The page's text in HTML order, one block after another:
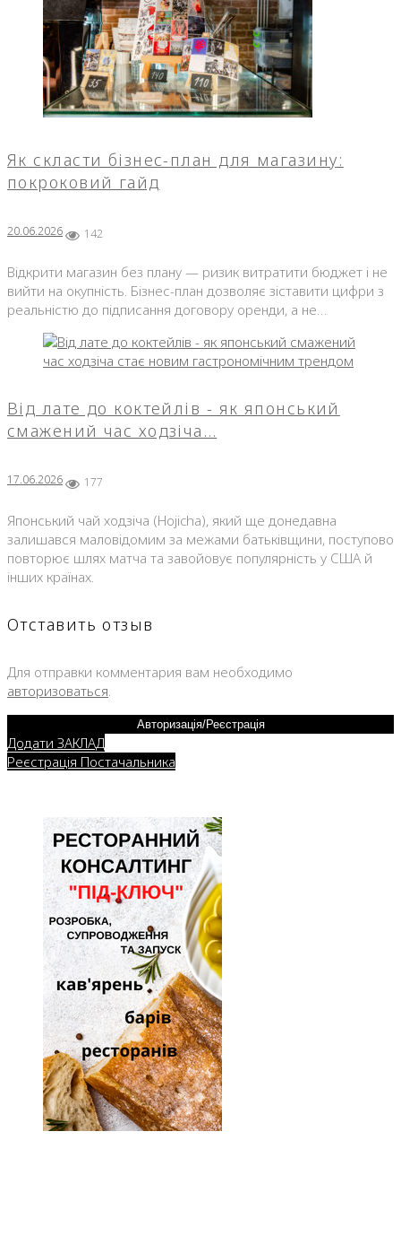
Як скласти бізнес-план для магазину:
покроковий гайд
20.06.2026 142
Відкрити магазин без плану — ризик витратити бюджет і не
вийти на окупність. Бізнес-план дозволяє зіставити цифри з
реальністю до підписання договору оренди, а не…
Від лате до коктейлів - як японський
смажений час ходзіча…
17.06.2026 177
Японський чай ходзіча (Hojicha), який ще донедавна
залишався маловідомим за межами батьківщини, поступово
повторює шлях матча та завойовує популярність у США й
інших країнах.
Отставить отзыв
Для отправки комментария вам необходимо
авторизоваться
Авторизація/Реєстрація
Додати ЗАКЛАД
Реєстрація Постачальника